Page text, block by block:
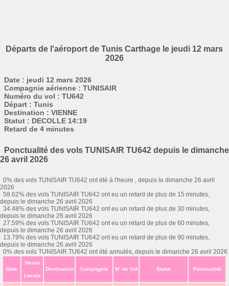
Départs de l'aéroport de Tunis Carthage le jeudi 12 mars
2026
Date : jeudi 12 mars 2026
Compagnie aérienne : TUNISAIR
Numéro du vol : TU642
Départ : Tunis
Destination : VIENNE
Statut : DECOLLE 14:19
Retard de 4 minutes
Ponctualité des vols TUNISAIR TU642 depuis le dimanche
26 avril 2026
0% des vols TUNISAIR TU642 ont été à l'heure , depuis le dimanche 26 avril
2026
58.62% des vols TUNISAIR TU642 ont eu un retard de plus de 15 minutes,
depuis le dimanche 26 avril 2026
34.48% des vols TUNISAIR TU642 ont eu un retard de plus de 30 minutes,
depuis le dimanche 26 avril 2026
27.59% des vols TUNISAIR TU642 ont eu un retard de plus de 60 minutes,
depuis le dimanche 26 avril 2026
13.79% des vols TUNISAIR TU642 ont eu un retard de plus de 90 minutes,
depuis le dimanche 26 avril 2026
0% des vols TUNISAIR TU642 ont été annulés, depuis le dimanche 26 avril 2026
Date
Heure
Locale
Destination Compagnie N° de Vol Statut Ponctualité